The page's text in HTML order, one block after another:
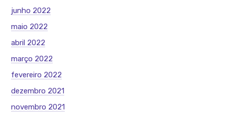
junho 2022
maio 2022
abril 2022
março 2022
fevereiro 2022
dezembro 2021
novembro 2021